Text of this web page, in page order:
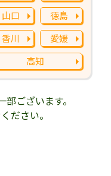
山口
徳島
香川
愛媛
高知
ございます。
ださい。